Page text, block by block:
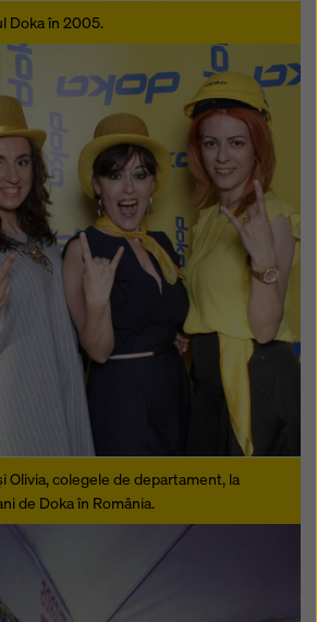
Doka în 2005.
Olivia, colegele de departament, la
de Doka în România.